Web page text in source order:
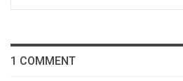
1 COMMENT